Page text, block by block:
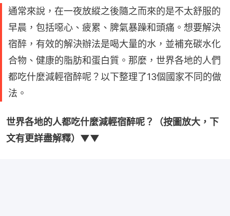
通常來說，在一夜放縱之後隨之而來的是不太舒服的
早晨，包括噁心、疲累、脾氣暴躁和頭痛。想要解決
宿醉，有效的解決辦法是喝大量的水，並補充碳水化
合物、健康的脂肪和蛋白質。那麼，世界各地的人們
都吃什麼減輕宿醉呢？以下整理了13個國家不同的做
法。
世界各地的人都吃什麼減輕宿醉呢？（按圖放大，下
文有更詳盡解釋）▼▼